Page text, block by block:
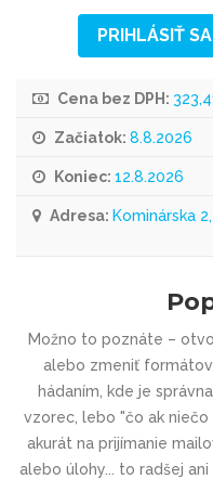
PRIHLÁSIŤ
Cena bez DPH:
Začiatok: 8.8.2026
Koniec: 12.8.2026
Adresa: Kominárska
Možno to poznáte –
alebo zmeniť
hádaním, kde je
vzorec, lebo "čo ak niečo
akurát na prijímanie
alebo úlohy... to radšej